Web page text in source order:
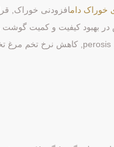
خوراک دامافزودنی خوراک,
بهبود کیفیت و کمیت